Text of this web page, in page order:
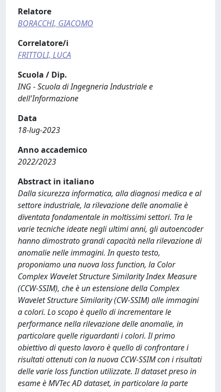
Relatore
BORACCHI, GIACOMO
Correlatore/i
FRITTOLI, LUCA
Scuola / Dip.
ING - Scuola di Ingegneria Industriale e
dell'Informazione
Data
18-lug-2023
Anno accademico
2022/2023
Abstract in italiano
Dalla sicurezza informatica, alla diagnosi medica e al
settore industriale, la rilevazione delle anomalie è
diventata fondamentale in moltissimi settori. Tra le
varie tecniche ideate negli ultimi anni, gli autoencoder
hanno dimostrato grandi capacità nella rilevazione di
anomalie nelle immagini. In questo testo,
proponiamo una nuova loss function, la Color
Complex Wavelet Structure Similarity Index Measure
(CCW-SSIM), che è un estensione della Complex
Wavelet Structure Similarity (CW-SSIM) alle immagini
a colori. Lo scopo è quello di incrementare le
performance nella rilevazione delle anomalie, in
particolare quelle riguardanti i colori. Il primo
obiettivo di questo lavoro è quello di confrontare i
risultati ottenuti con la nuova CCW-SSIM con i risultati
delle varie loss function utilizzate. Il dataset preso in
esame è MVTec AD dataset, in particolare la parte